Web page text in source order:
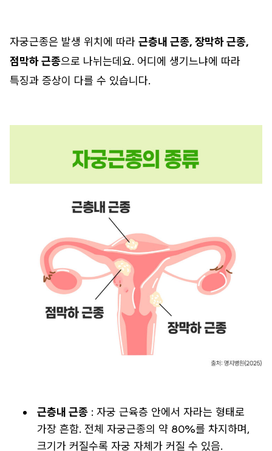
자궁근종은 발생 위치에 따라 근층내 근종, 장막하 근종,
점막하 근종으로 나뉘는데요. 어디에 생기느냐에 따라
특징과 증상이 다를 수 있습니다.
근층내 근종: 자궁 근육층 안에서 자라는 형태로
가장 흔함. 전체 자궁근종의 약 80%를 차지하며,
크기가 커질수록 자궁 자체가 커질 수 있음.